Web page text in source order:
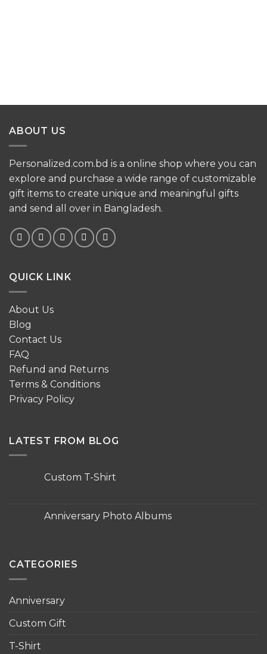
ABOUT US
Personalized.com.bd is a online shop where you can
explore and purchase a wide range of customizable
gift items to create unique and meaningful gifts
and send all over in Bangladesh.
QUICK LINK
About Us
Blog
Contact Us
FAQ
Refund and Returns
Terms & Conditions
Privacy Policy
LATEST FROM BLOG
Custom T-Shirt
Custom
T-
Anniversary Photo Albums
Photo
Albums
CATEGORIES
Anniversary
Custom Gift
T-Shirt